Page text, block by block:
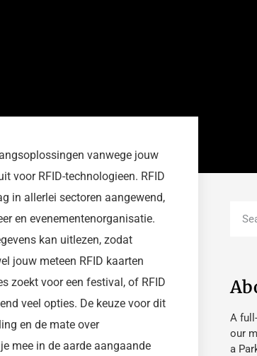
vanwege jouw
voor RFID-technologieen. RFID
in allerlei sectoren aangewend,
en evenementenorganisatie.
kan uitlezen, zodat
jouw meteen RFID kaarten
zoekt voor een festival, of RFID
veel opties. De keuze voor dit
en de mate over
mee in de aarde aangaande
A
our
a